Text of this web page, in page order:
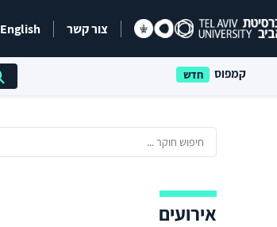
צור קשר English
קמפוס
אירועים